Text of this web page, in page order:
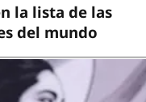
la lista de las
del mundo